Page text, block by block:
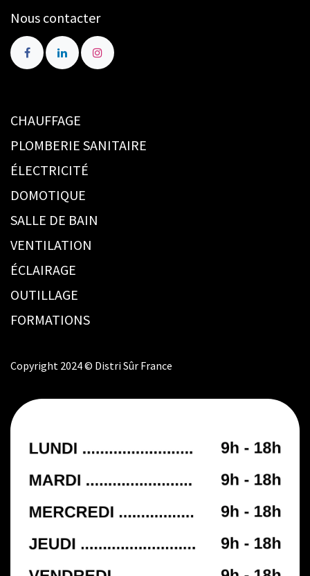
Nous contacter
CHAUFFAGE
PLOMBERIE SANITAIRE
ÉLECTRICITÉ
DOMOTIQUE
SALLE DE BAIN
VENTILATION
ÉCLAIRAGE
OUTILLAGE
FORMATIONS
Copyright 2024 © Distri Sûr France